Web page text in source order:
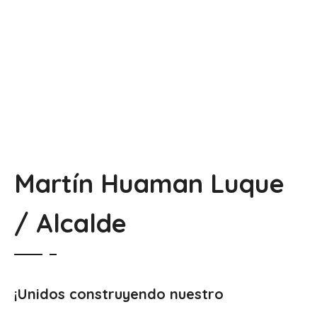
Martín Huaman Luque
/ Alcalde
¡Unidos construyendo nuestro